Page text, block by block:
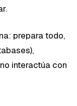
prepara todo,
interactúa con